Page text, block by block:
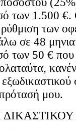
των 1.500 €.
των
σε 48
των 50 €
μου.